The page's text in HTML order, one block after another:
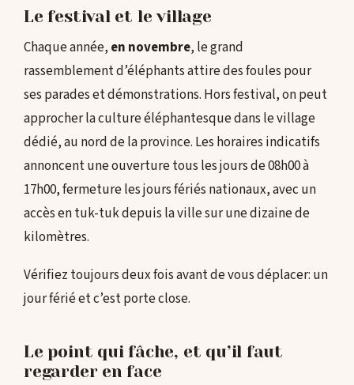
Le festival et le village
Chaque année, en novembre, le grand
rassemblement d’éléphants attire des foules pour
ses parades et démonstrations. Hors festival, on peut
approcher la culture éléphantesque dans le village
dédié, au nord de la province. Les horaires indicatifs
annoncent une ouverture tous les jours de 08h00 à
17h00, fermeture les jours fériés nationaux, avec un
accès en tuk-tuk depuis la ville sur une dizaine de
kilomètres.
Vérifiez toujours deux fois avant de vous déplacer: un
jour férié et c’est porte close.
Le point qui fâche, et qu’il faut
regarder en face